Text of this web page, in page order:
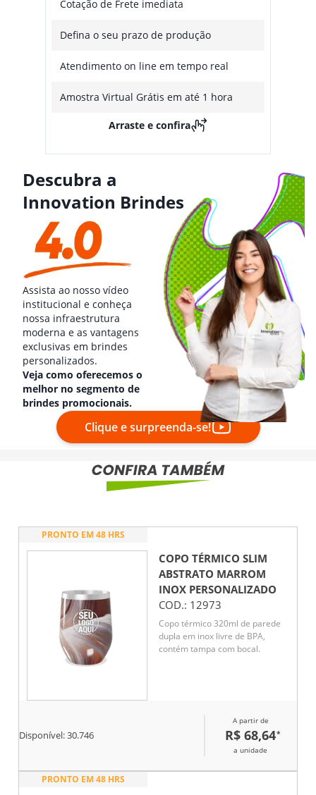
Cotação de Frete imediata
Defina o seu prazo de produção
Atendimento on line em tempo real
Amostra Virtual Grátis em até 1 hora
Arraste e confira
Descubra a
Innovation Brindes
Assista ao nosso vídeo
institucional e conheça
nossa infraestrutura
moderna e as vantagens
exclusivas em brindes
personalizados.
Veja como oferecemos o
melhor no segmento de
brindes promocionais.
Clique e surpreenda-se!
PRONTO EM 48 HRS
COPO TÉRMICO SLIM
ABSTRATO MARROM
INOX PERSONALIZADO
COD.: 12973
Copo térmico 320ml de parede
dupla em inox livre de BPA,
contém tampa com bocal.
Disponível:30.746
A partir de
R$ 68,64*
a unidade
PRONTO EM 48 HRS